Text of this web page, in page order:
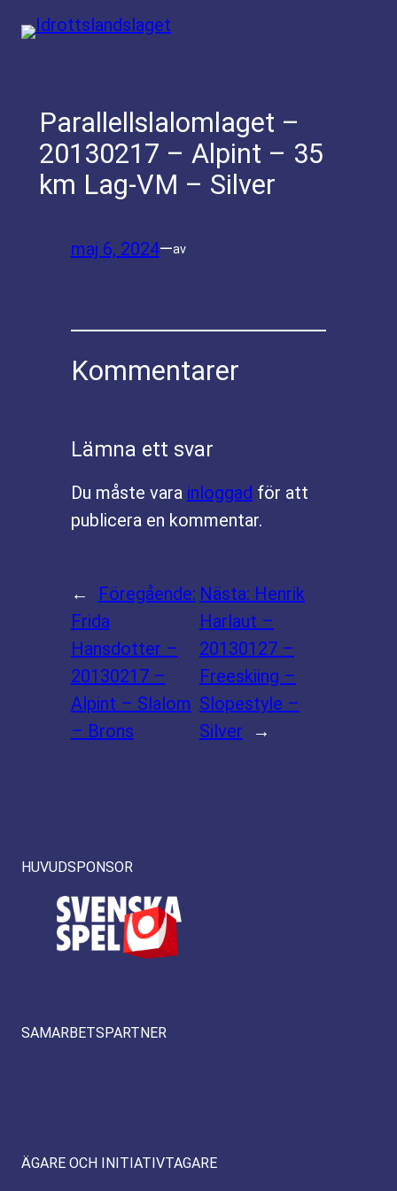
Hoppa
Parallellslalomlaget –
20130217 – Alpint – 35
km Lag-VM – Silver
maj 6, 2024—av
Kommentarer
Lämna ett svar
Du måste vara inloggad för att
publicera en kommentar.
←
Föregående:
Frida
Hansdotter –
20130217 –
Alpint – Slalom
– Brons
Nästa: Henrik
Harlaut –
20130127 –
Freeskiing –
Slopestyle –
Silver
→
HUVUDSPONSOR
SAMARBETSPARTNER
ÄGARE OCH INITIATIVTAGARE